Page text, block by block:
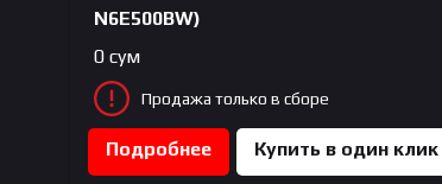
N6E500BW)
0 сум
Продажа только в сборе
Подробнее Купить в один клик